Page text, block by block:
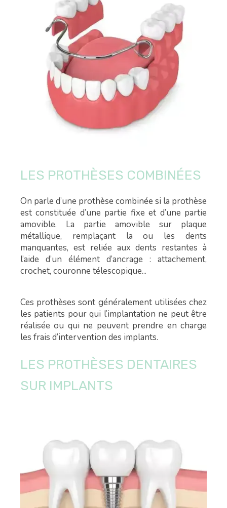
LES PROTHÈSES COMBINÉES
On parle d’une prothèse combinée si la prothèse
est constituée d’une partie fixe et d’une partie
amovible. La partie amovible sur plaque
métallique, remplaçant la ou les dents
manquantes, est reliée aux dents restantes à
l’aide d’un élément d’ancrage : attachement,
crochet, couronne télescopique...
Ces prothèses sont généralement utilisées chez
les patients pour qui l’implantation ne peut être
réalisée ou qui ne peuvent prendre en charge
les frais d’intervention des implants.
LES PROTHÈSES DENTAIRES
SUR IMPLANTS